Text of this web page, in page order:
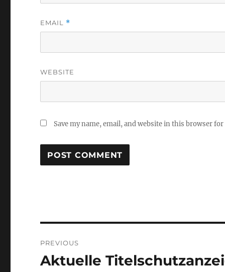
EMAIL *
WEBSITE
Save my name, email, and website in this browser
navigation
PREVIOUS
Previous
Aktuelle